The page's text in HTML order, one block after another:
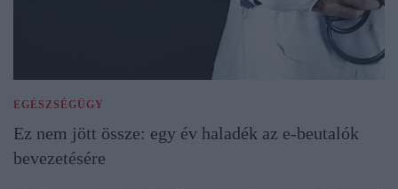
EGÉSZSÉGÜGY
Ez nem jött össze: egy év haladék az e-beutalók
bevezetésére